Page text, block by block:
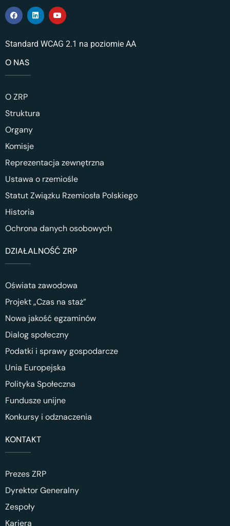
Standard WCAG 2.1 na poziomie AA
O NAS
O ZRP
Struktura
Organy
Komisje
Reprezentacja zewnętrzna
Ustawa o rzemiośle
Statut Związku Rzemiosła Polskiego
Historia
Ochrona danych osobowych
DZIAŁALNOŚĆ ZRP
Oświata zawodowa
Projekt „Czas na staż”
Nowa jakość egzaminów
Dialog społeczny
Podatki i sprawy gospodarcze
Unia Europejska
Polityka Społeczna
Fundusze unijne
Konkursy i odznaczenia
KONTAKT
Prezes ZRP
Dyrektor Generalny
Zespoły
Kariera